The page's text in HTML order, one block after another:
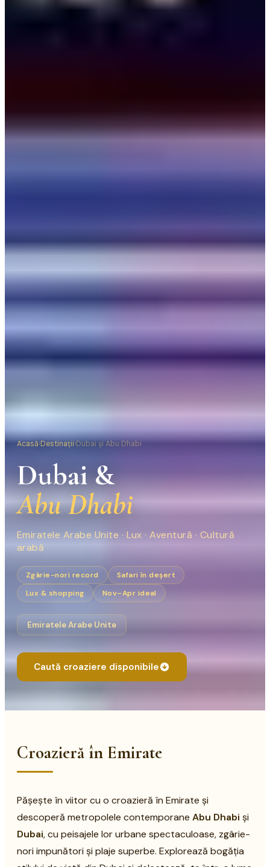
Acasă›Destinații›Dubai și Abu Dhabi
Dubai &
Abu Dhabi
Emiratele Arabe Unite · Lux · Aventură · Cultură
arabă
Zgârie-nori record
Safari în deșert
Lux & shopping
Nov–Apr ideal
Emiratele Arabe Unite
Caută croaziere disponibile
Croazieră în Emirate
Pășește în viitor cu o croazieră în Emirate și
descoperă metropolele contemporane Abu Dhabi și
Dubai, cu peisajele lor urbane spectaculoase, zgârie-
nori impunători și plaje superbe. Explorează bogăția